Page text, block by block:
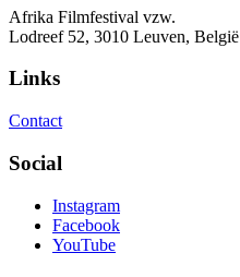
Afrika Filmfestival vzw.
Lodreef 52, 3010 Leuven, België
Links
Contact
Social
Instagram
Facebook
YouTube